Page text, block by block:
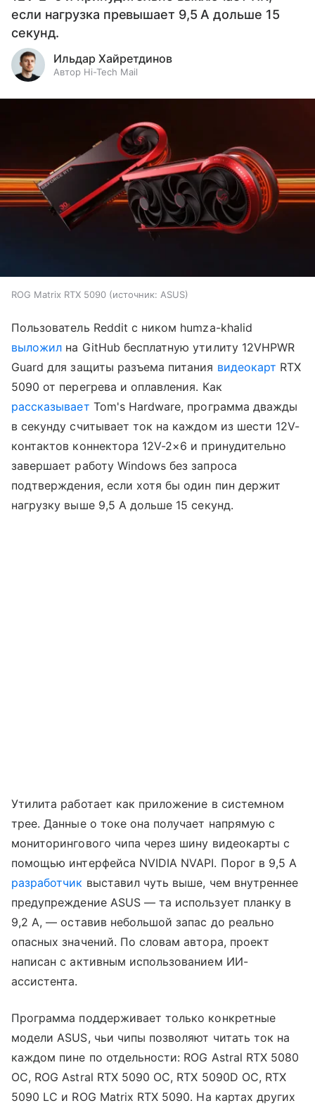
если нагрузка превышает 9,5 А дольше 15
секунд.
Ильдар Хайретдинов
Автор Hi-Tech Mail
ROG Matrix RTX 5090 источник: ASUS
Пользователь Reddit с ником humza-khalid
выложил на GitHub бесплатную утилиту 12VHPWR
Guard для защиты разъема питания видеокарт RTX
5090 от перегрева и оплавления. Как
рассказывает Tom's Hardware, программа дважды
в секунду считывает ток на каждом из шести 12V-
контактов коннектора 12V-2×6 и принудительно
завершает работу Windows без запроса
подтверждения, если хотя бы один пин держит
нагрузку выше 9,5 А дольше 15 секунд.
Утилита работает как приложение в системном
трее. Данные о токе она получает напрямую с
мониторингового чипа через шину видеокарты с
помощью интерфейса NVIDIA NVAPI. Порог в 9,5 А
разработчик выставил чуть выше, чем внутреннее
предупреждение ASUS — та использует планку в
9,2 А, — оставив небольшой запас до реально
опасных значений. По словам автора, проект
написан с активным использованием ИИ-
ассистента.
Программа поддерживает только конкретные
модели ASUS, чьи чипы позволяют читать ток на
каждом пине по отдельности: ROG Astral RTX 5080
OC, ROG Astral RTX 5090 OC, RTX 5090D OC, RTX
5090 LC и ROG Matrix RTX 5090. На картах других